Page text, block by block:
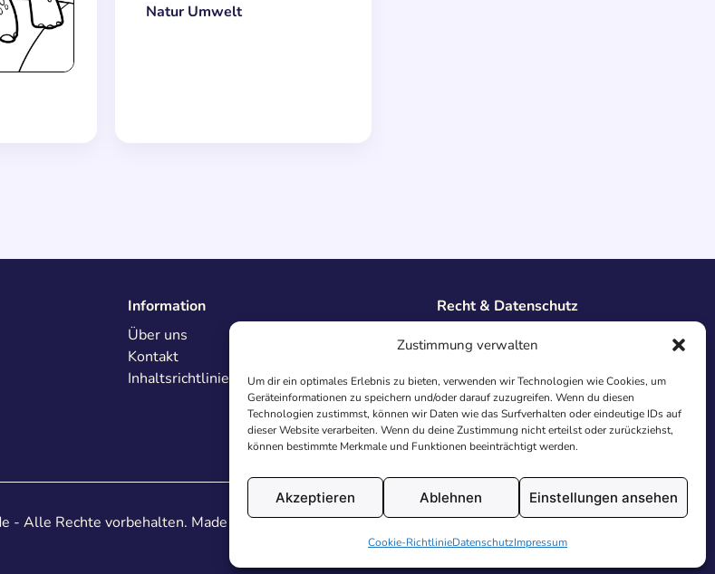
Zustimmung verwalten
Um dir ein optimales Erlebnis zu bieten, verwenden wir Technologien wie Cookies, um
Geräteinformationen zu speichern und/oder darauf zuzugreifen. Wenn du diesen
Technologien zustimmst, können wir Daten wie das Surfverhalten oder eindeutige IDs auf
dieser Website verarbeiten. Wenn du deine Zustimmung nicht erteilst oder zurückziehst,
können bestimmte Merkmale und Funktionen beeinträchtigt werden.
Akzeptieren Ablehnen Einstellungen ansehen
Cookie-RichtlinieDatenschutzImpressum
Natur Umwelt
Information
Über uns
Kontakt
Inhaltsrichtlinien
Recht & Datenschutz
Datenschutz
AGB
Cookies
- Alle Rechte vorbehalten. Made with♥in Deutschland.